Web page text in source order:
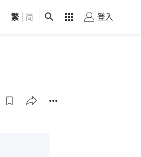
觀點 健康 好食玩飛
繁 简 登入